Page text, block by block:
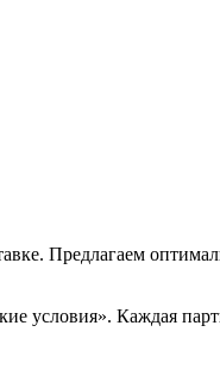
Предлагаем
Каждая